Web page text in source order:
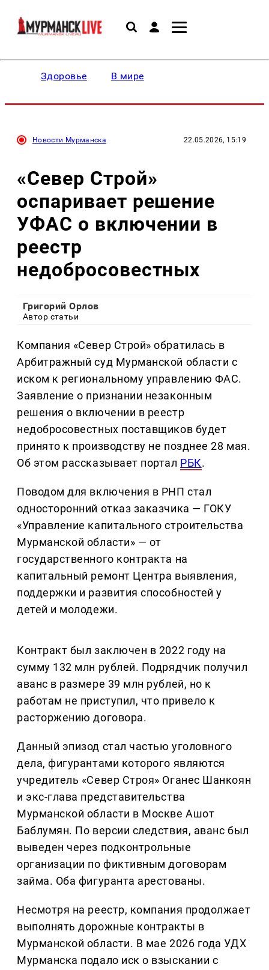
Здоровье В мире
Новости Мурманска 22.05.2026, 15:19
«Север Строй»
оспаривает решение
УФАС о включении в
реестр
недобросовестных
Григорий Орлов
Автор статьи
Компания «Север Строй» обратилась в
Арбитражный суд Мурманской области с
иском к региональному управлению ФАС.
Заявление о признании незаконным
решения о включении в реестр
недобросовестных поставщиков будет
принято к производству не позднее 28 мая.
Об этом рассказывает портал РБК.
Поводом для включения в РНП стал
односторонний отказ заказчика — ГОКУ
«Управление капитального строительства
Мурманской области» — от
государственного контракта на
капитальный ремонт Центра выявления,
поддержки и развития способностей у
детей и молодежи.
Контракт был заключен в 2022 году на
сумму 132 млн рублей. Подрядчик получил
аванс в размере 39 млн рублей, но к
работам не приступил, что привело к
расторжению договора.
Данный эпизод стал частью уголовного
дела, фигурантами которого являются
учредитель «Север Строя» Оганес Шанкоян
и экс-глава представительства
Мурманской области в Москве Ашот
Баблумян. По версии следствия, аванс был
выведен через подконтрольные
организации по фиктивным договорам
займа. Оба фигуранта арестованы.
Несмотря на реестр, компания продолжает
выполнять дорожные контракты в
Мурманской области. В мае 2026 года УДХ
Мурманска подало иск о взыскании с